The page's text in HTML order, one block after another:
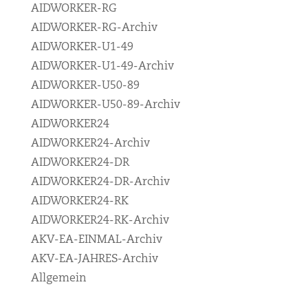
AIDWORKER-RG
AIDWORKER-RG-Archiv
AIDWORKER-U1-49
AIDWORKER-U1-49-Archiv
AIDWORKER-U50-89
AIDWORKER-U50-89-Archiv
AIDWORKER24
AIDWORKER24-Archiv
AIDWORKER24-DR
AIDWORKER24-DR-Archiv
AIDWORKER24-RK
AIDWORKER24-RK-Archiv
AKV-EA-EINMAL-Archiv
AKV-EA-JAHRES-Archiv
Allgemein